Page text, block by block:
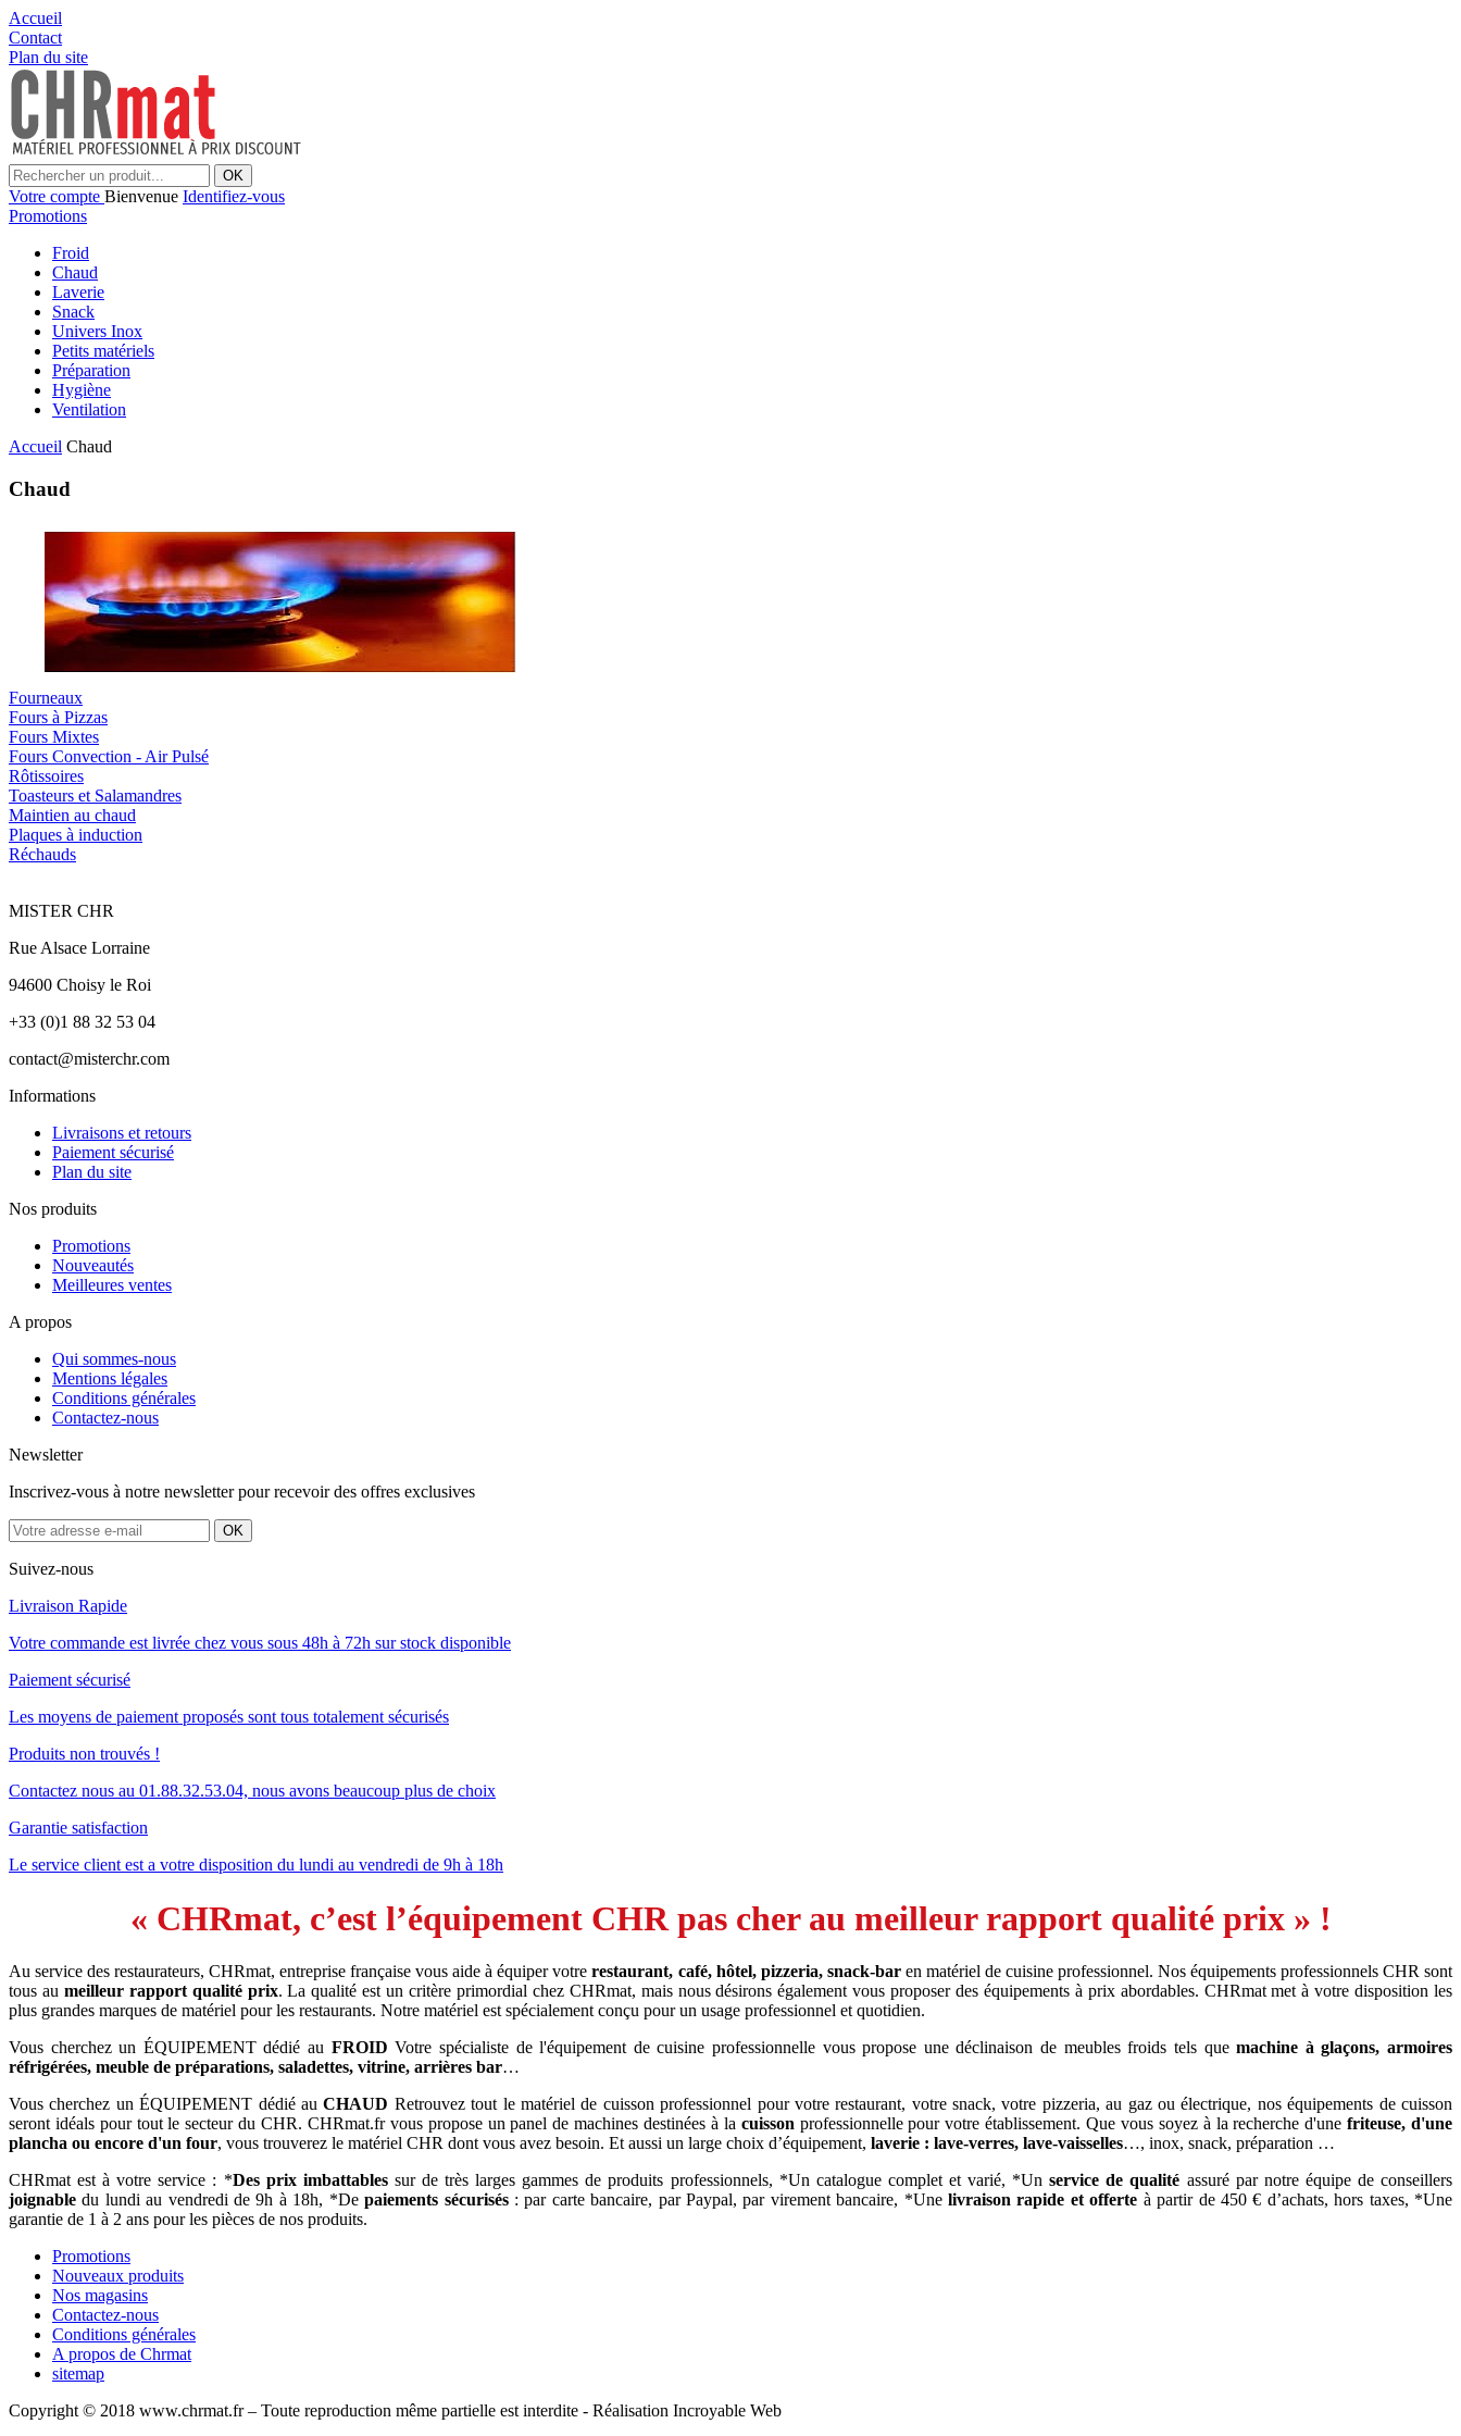
Accueil
Contact
Plan du site
OK
Votre compte Bienvenue Identifiez-vous
Promotions
Froid
Chaud
Laverie
Snack
Univers Inox
Petits matériels
Préparation
Hygiène
Ventilation
Accueil Chaud
Chaud
Fourneaux
Fours à Pizzas
Fours Mixtes
Fours Convection - Air Pulsé
Rôtissoires
Toasteurs et Salamandres
Maintien au chaud
Plaques à induction
Réchauds
MISTER CHR
Rue Alsace Lorraine
94600 Choisy le Roi
+33 (0)1 88 32 53 04
contact@misterchr.com
Informations
Livraisons et retours
Paiement sécurisé
Plan du site
Nos produits
Promotions
Nouveautés
Meilleures ventes
A propos
Qui sommes-nous
Mentions légales
Conditions générales
Contactez-nous
Newsletter
Inscrivez-vous à notre newsletter pour recevoir des offres exclusives
Suivez-nous
Livraison Rapide
Votre commande est livrée chez vous sous 48h à 72h sur stock disponible
Paiement sécurisé
Les moyens de paiement proposés sont tous totalement sécurisés
Produits non trouvés !
Contactez nous au 01.88.32.53.04, nous avons beaucoup plus de choix
Garantie satisfaction
Le service client est a votre disposition du lundi au vendredi de 9h à 18h
« CHRmat, c’est l’équipement CHR pas cher au meilleur rapport qualité prix » !
Au service des restaurateurs, CHRmat, entreprise française vous aide à équiper votrerestaurant, café, hôtel, pizzeria, snack-baren matériel de cuisine professionnel. Nos équipements professionnels CHR sont
tous au meilleur rapport qualité prix. La qualité est un critère primordial chez CHRmat, mais nous désirons également vous proposer des équipements à prix abordables. CHRmat met à votre disposition les
plus grandes marques de matériel pour les restaurants. Notre matériel est spécialement conçu pour un usage professionnel et quotidien.
Vous cherchez un ÉQUIPEMENT dédié au FROID Votre spécialiste de l'équipement de cuisine professionnelle vous propose une déclinaison de meubles froids tels quemachine à glaçons, armoires
réfrigérées, meuble de préparations, saladettes, vitrine, arrières bar…
Vous cherchez un ÉQUIPEMENT dédié auCHAUD Retrouvez tout le matériel de cuisson professionnel pour votre restaurant, votre snack, votre pizzeria, au gaz ou électrique, nos équipements de cuisson
seront idéals pour tout le secteur du CHR. CHRmat.fr vous propose un panel de machines destinées à la cuisson professionnelle pour votre établissement. Que vous soyez à la recherche d'unefriteuse, d'une
plancha ou encore d'un four, vous trouverez le matériel CHR dont vous avez besoin. Et aussi un large choix d’équipement, laverie : lave-verres, lave-vaisselles…, inox, snack, préparation …
CHRmat est à votre service : *Des prix imbattablessur de très larges gammes de produits professionnels, *Un catalogue complet et varié, *Unservice de qualité assuré par notre équipe de conseillers
joignable du lundi au vendredi de 9h à 18h, *Depaiements sécurisés: par carte bancaire, par Paypal, par virement bancaire, *Unelivraison rapide et offerte à partir de 450 € d’achats, hors taxes, *Une
garantie de 1 à 2 ans pour les pièces de nos produits.
Promotions
Nouveaux produits
Nos magasins
Contactez-nous
Conditions générales
A propos de Chrmat
sitemap
Copyright © 2018 www.chrmat.fr – Toute reproduction même partielle est interdite - Réalisation Incroyable Web